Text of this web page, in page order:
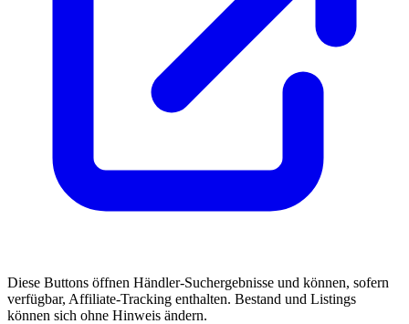
Diese Buttons öffnen Händler-Suchergebnisse und können, sofern
verfügbar, Affiliate-Tracking enthalten. Bestand und Listings
können sich ohne Hinweis ändern.